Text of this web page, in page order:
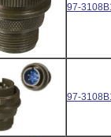
97-
97-